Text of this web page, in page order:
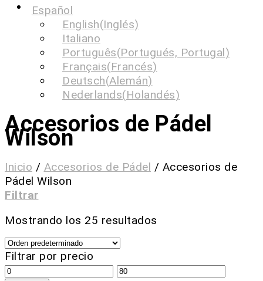
Español
English(Inglés)
Italiano
Português(Portugués, Portugal)
Français(Francés)
Deutsch(Alemán)
Nederlands(Holandés)
Accesorios de Pádel
Wilson
Inicio / Accesorios de Pádel / Accesorios de
Pádel Wilson
Filtrar
Mostrando los 25 resultados
Filtrar por precio